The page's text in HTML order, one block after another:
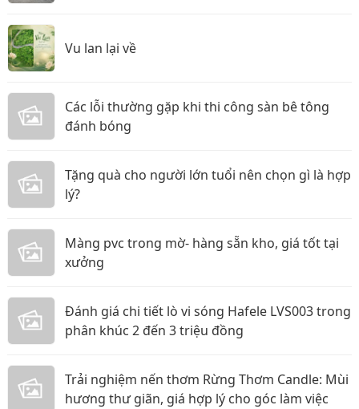
Vu lan lại về
Các lỗi thường gặp khi thi công sàn bê tông
đánh bóng
Tặng quà cho người lớn tuổi nên chọn gì là hợp
lý?
Màng pvc trong mờ- hàng sẵn kho, giá tốt tại
xưởng
Đánh giá chi tiết lò vi sóng Hafele LVS003 trong
phân khúc 2 đến 3 triệu đồng
Trải nghiệm nến thơm Rừng Thơm Candle: Mùi
hương thư giãn, giá hợp lý cho góc làm việc